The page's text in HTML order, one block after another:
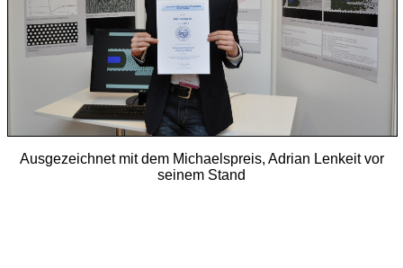
Ausgezeichnet mit dem Michaelspreis, Adrian Lenkeit vor
seinem Stand